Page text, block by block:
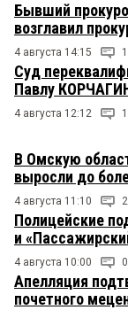
Бывший
возглавил
4 августа 14:15 1
Суд
Павлу
4 августа 12:12
В Омскую
выросли до
4 августа 11:10 2
Полицейские
и
4 августа 10:00 0
Апелляция
почетного